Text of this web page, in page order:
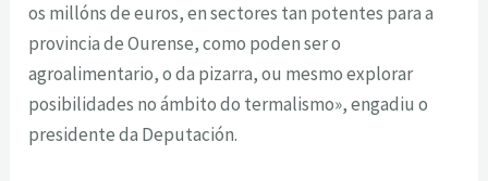
os millóns de euros, en sectores tan potentes para a
provincia de Ourense, como poden ser o
agroalimentario, o da pizarra, ou mesmo explorar
posibilidades no ámbito do termalismo», engadiu o
presidente da Deputación.